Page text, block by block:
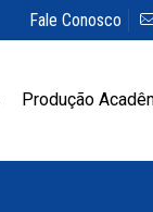
Fale Conosco
Produção